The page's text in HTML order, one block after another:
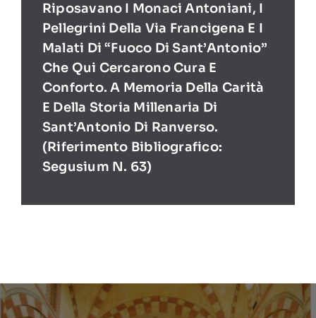
Riposavano I Monaci Antoniani, I
Pellegrini Della Via Francigena E I
Malati Di “Fuoco Di Sant’Antonio”
Che Qui Cercarono Cura E
Conforto. A Memoria Della Carità
E Della Storia Millenaria Di
Sant’Antonio Di Ranverso.
(Riferimento Bibliografico:
Segusium N. 63)